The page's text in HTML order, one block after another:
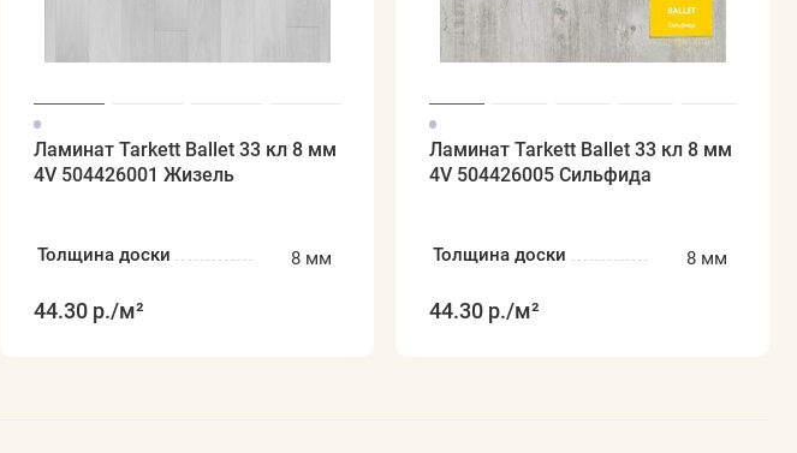
Ламинат Tarkett Ballet 33 кл 8 мм
4V 504426001 Жизель
Толщина доски 8 мм
44.30 р./м²
Ламинат Tarkett Ballet 33 кл 8 мм
4V 504426005 Сильфида
Толщина доски 8 мм
44.30 р./м²